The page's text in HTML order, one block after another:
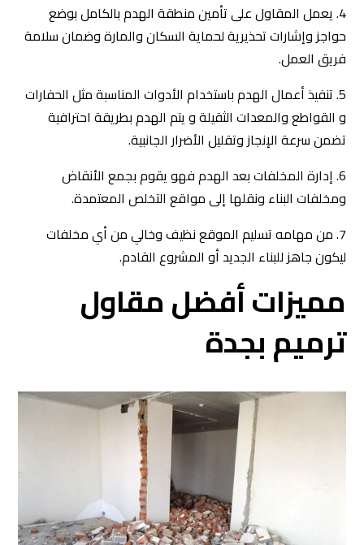
4. يعمل المقاول على تأمين منطقة الهدم بالكامل بوضع
حواجز وإشارات تحذيرية لحماية السكان والمارة وضمان سلامة
فريق العمل.
5. تنفيذ أعمال الهدم باستخدام الأدوات المناسبة مثل الحفارات
و القواطع والمعدات الثقيلة و يتم الهدم بطريقة احترافية
تضمن سرعة الإنجاز وتقليل الأضرار الجانبية.
6. إدارة المخلفات بعد الهدم فهو يقوم بجمع الأنقاض
ومخلفات البناء ونقلها إلى مواقع التخلص المعتمدة.
7. من مهامه تسليم الموقع نظيف وخالي من أي مخلفات
ليكون جاهز للبناء الجديد أو المشروع القادم.
مميزات أفضل مقاول
ترميم بجدة